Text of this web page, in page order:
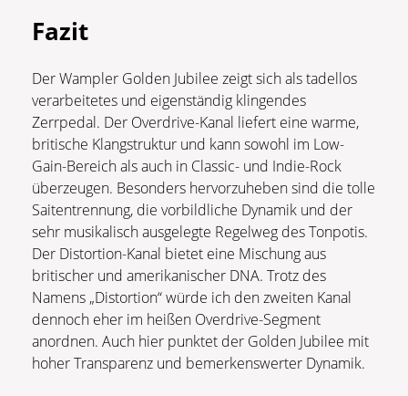
Fazit
Der Wampler Golden Jubilee zeigt sich als tadellos
verarbeitetes und eigenständig klingendes
Zerrpedal. Der Overdrive-Kanal liefert eine warme,
britische Klangstruktur und kann sowohl im Low-
Gain-Bereich als auch in Classic- und Indie-Rock
überzeugen. Besonders hervorzuheben sind die tolle
Saitentrennung, die vorbildliche Dynamik und der
sehr musikalisch ausgelegte Regelweg des Tonpotis.
Der Distortion-Kanal bietet eine Mischung aus
britischer und amerikanischer DNA. Trotz des
Namens „Distortion“ würde ich den zweiten Kanal
dennoch eher im heißen Overdrive-Segment
anordnen. Auch hier punktet der Golden Jubilee mit
hoher Transparenz und bemerkenswerter Dynamik.